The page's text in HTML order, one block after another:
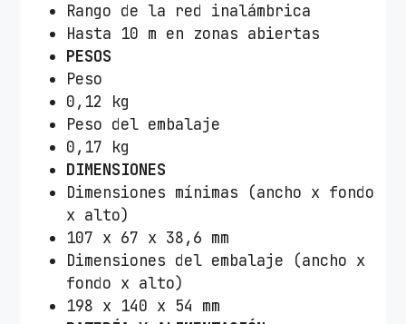
Rango de la red inalámbrica
Hasta 10 m en zonas abiertas
PESOS
Peso
0,12 kg
Peso del embalaje
0,17 kg
DIMENSIONES
Dimensiones mínimas (ancho x fondo
x alto)
107 x 67 x 38,6 mm
Dimensiones del embalaje (ancho x
fondo x alto)
198 x 140 x 54 mm